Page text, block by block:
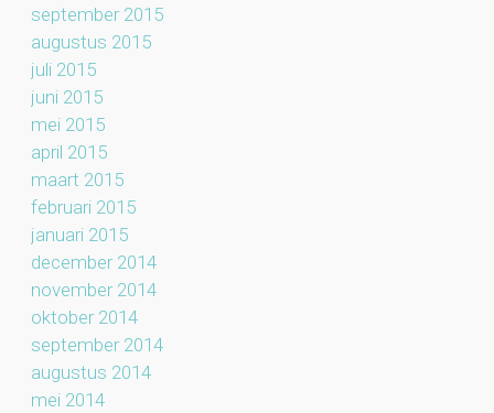
september 2015
augustus 2015
juli 2015
juni 2015
mei 2015
april 2015
maart 2015
februari 2015
januari 2015
december 2014
november 2014
oktober 2014
september 2014
augustus 2014
mei 2014